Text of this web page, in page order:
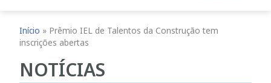
Início » Prêmio IEL de Talentos da Construção tem
inscrições abertas
NOTÍCIAS